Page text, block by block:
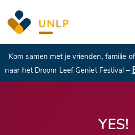
Kom samen met je vrienden, familie of
naar het Droom Leef Geniet Festival –
YES!